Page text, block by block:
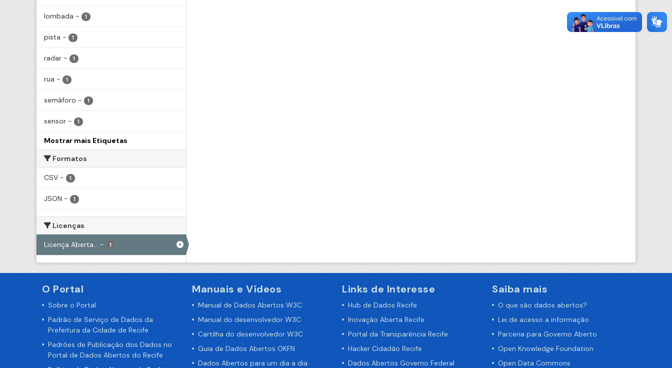
lombada - 1
pista - 1
radar - 1
rua - 1
semáforo - 1
sensor - 1
Mostrar mais Etiquetas
Formatos
CSV - 1
JSON - 1
Licenças
Licença Aberta... - 1
O Portal
Sobre o Portal
Padrão de Serviço de Dados da
Prefeitura da Cidade de Recife
Padrões de Publicação dos Dados no
Portal de Dados Abertos do Recife
Manuais e Vídeos
Manual de Dados Abertos W3C
Manual do desenvolvedor W3C
Cartilha do desenvolvedor W3C
Guia de Dados Abertos OKFN
Dados Abertos para um dia a dia
Links de Interesse
Hub de Dados Recife
Inovação Aberta Recife
Portal da Transparência Recife
Hacker Cidadão Recife
Dados Abertos Governo Federal
Saiba mais
O que são dados abertos?
Lei de acesso a informação
Parceria para Governo Aberto
Open Knowledge Foundation
Open Data Commons